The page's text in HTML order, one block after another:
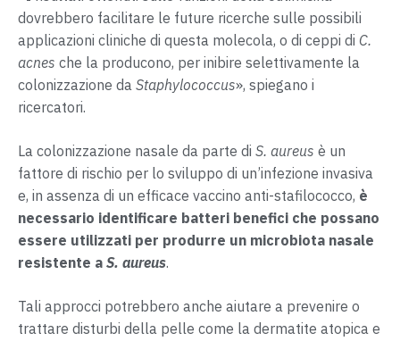
dovrebbero facilitare le future ricerche sulle possibili
applicazioni cliniche di questa molecola, o di ceppi di C.
acnes che la producono, per inibire selettivamente la
colonizzazione da Staphylococcus», spiegano i
ricercatori.
La colonizzazione nasale da parte di S. aureus è un
fattore di rischio per lo sviluppo di un’infezione invasiva
e, in assenza di un efficace vaccino anti-stafilococco, è
necessario identificare batteri benefici che possano
essere utilizzati per produrre un microbiota nasale
resistente a S. aureus.
Tali approcci potrebbero anche aiutare a prevenire o
trattare disturbi della pelle come la dermatite atopica e